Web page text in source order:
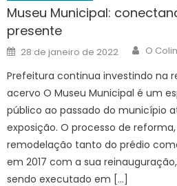
Museu Municipal:
presente
Posted
on
28 de janeiro de 2022 Author
O
Prefeitura continua investindo na
acervo O Museu Municipal é um
público ao passado do município
exposição. O processo de
remodelação tanto do prédio
em 2017 com a sua
sendo executado em […]